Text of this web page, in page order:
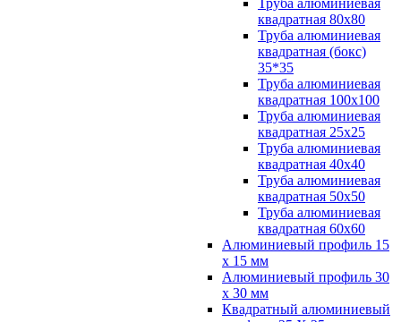
Труба алюминиевая
квадратная 80х80
Труба алюминиевая
квадратная (бокс)
35*35
Труба алюминиевая
квадратная 100х100
Труба алюминиевая
квадратная 25х25
Труба алюминиевая
квадратная 40х40
Труба алюминиевая
квадратная 50х50
Труба алюминиевая
квадратная 60х60
Алюминиевый профиль 15
х 15 мм
Алюминиевый профиль 30
х 30 мм
Квадратный алюминиевый